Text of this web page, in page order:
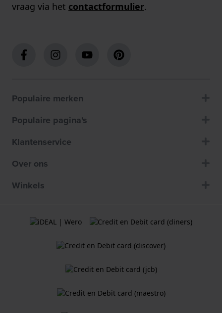
vraag via het contactformulier.
Populaire merken
Populaire pagina's
Klantenservice
Over ons
Winkels